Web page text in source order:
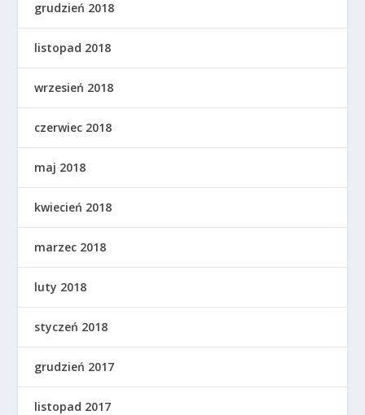
grudzień 2018
listopad 2018
wrzesień 2018
czerwiec 2018
maj 2018
kwiecień 2018
marzec 2018
luty 2018
styczeń 2018
grudzień 2017
listopad 2017